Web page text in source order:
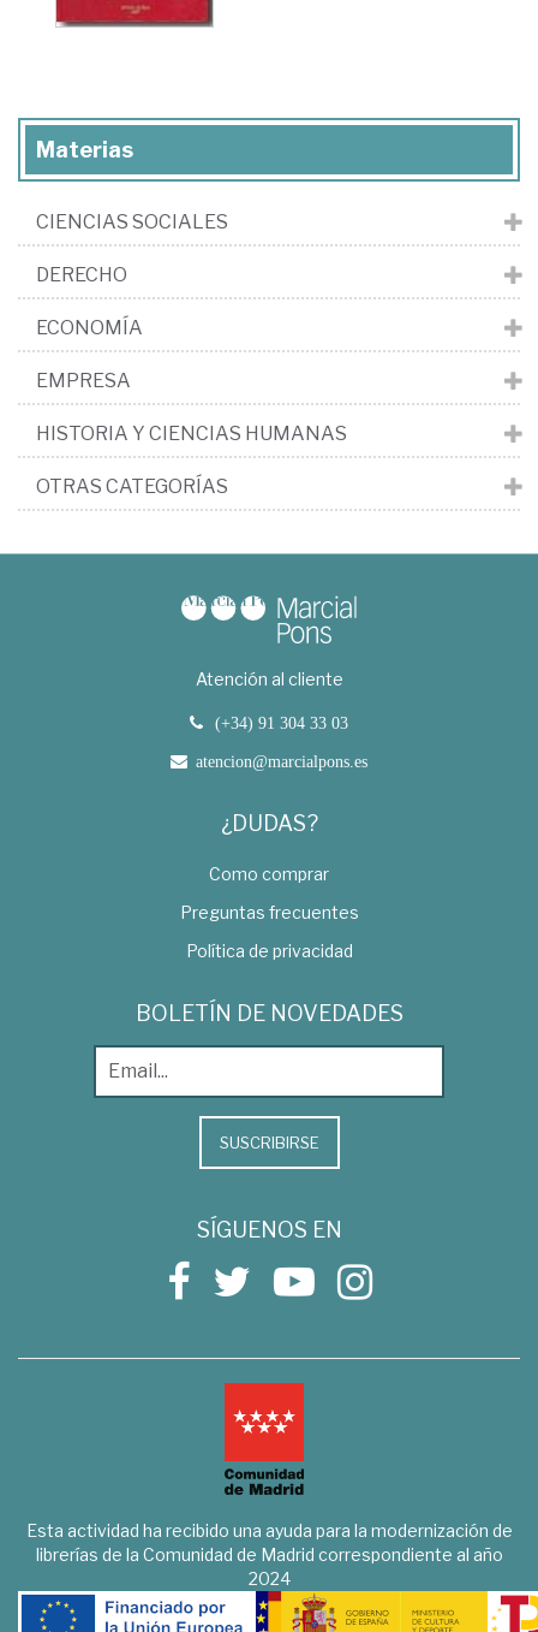
Materias
CIENCIAS SOCIALES
DERECHO
ECONOMÍA
EMPRESA
HISTORIA Y CIENCIAS HUMANAS
OTRAS CATEGORÍAS
Atención al cliente
(+34) 91 304 33 03
atencion@marcialpons.es
¿DUDAS?
Como comprar
Preguntas frecuentes
Política de privacidad
BOLETÍN DE NOVEDADES
SUSCRIBIRSE
SÍGUENOS EN
Esta actividad ha recibido una ayuda para la modernización de
librerías de la Comunidad de Madrid correspondiente al año
2024